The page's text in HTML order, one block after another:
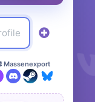
Massenexport